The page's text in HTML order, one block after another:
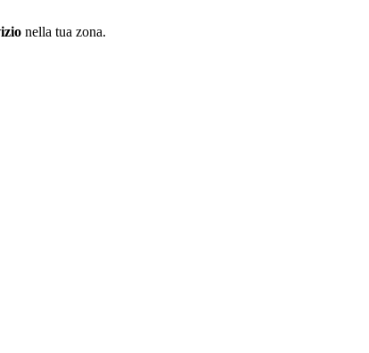
nella tua zona.